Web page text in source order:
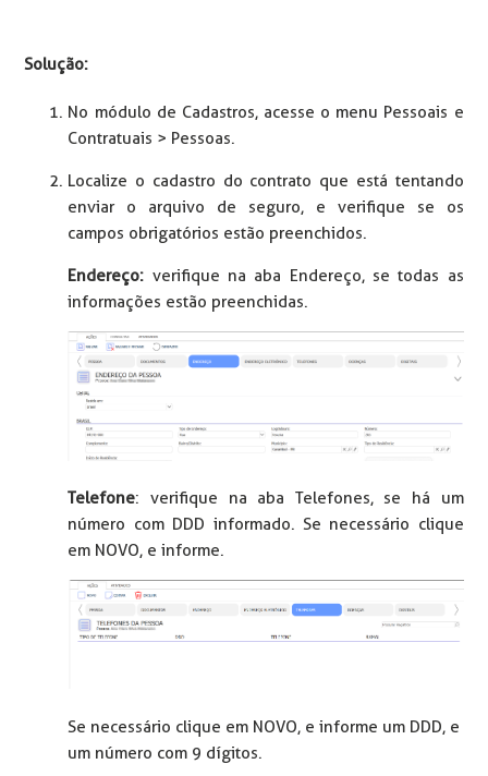
Solução:
No módulo de Cadastros, acesse o menu Pessoais e
Contratuais > Pessoas.
Localize o cadastro do contrato que está tentando
enviar o arquivo de seguro, e verifique se os
campos obrigatórios estão preenchidos.
Endereço: verifique na aba Endereço, se todas as
informações estão preenchidas.
Telefone: verifique na aba Telefones, se há um
número com DDD informado. Se necessário clique
em NOVO, e informe.
Se necessário clique em NOVO, e informe um DDD, e
um número com 9 dígitos.